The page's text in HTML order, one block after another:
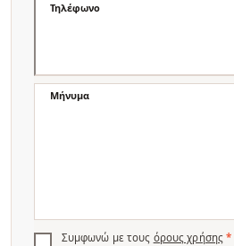
Τηλέφωνο
Μήνυμα
Συμφωνώ με τους όρους χρήσης *